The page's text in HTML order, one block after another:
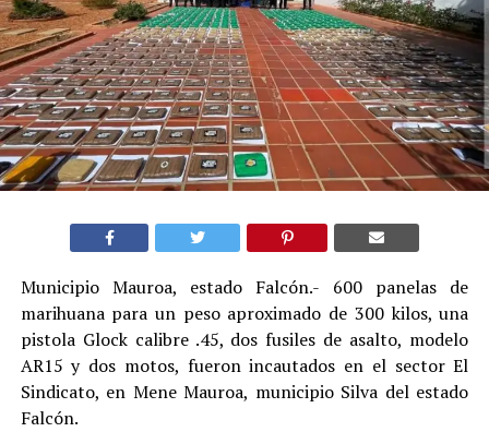
Municipio Mauroa, estado Falcón.- 600 panelas de
marihuana para un peso aproximado de 300 kilos, una
pistola Glock calibre .45, dos fusiles de asalto, modelo
AR15 y dos motos, fueron incautados en el sector El
Sindicato, en Mene Mauroa, municipio Silva del estado
Falcón.